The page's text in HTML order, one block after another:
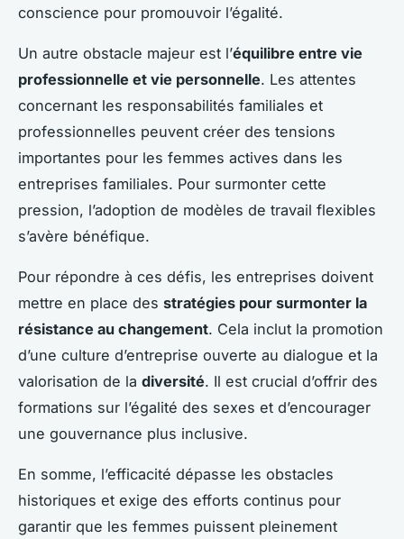
conscience pour promouvoir l’égalité.
Un autre obstacle majeur est l’équilibre entre vie
professionnelle et vie personnelle. Les attentes
concernant les responsabilités familiales et
professionnelles peuvent créer des tensions
importantes pour les femmes actives dans les
entreprises familiales. Pour surmonter cette
pression, l’adoption de modèles de travail flexibles
s’avère bénéfique.
Pour répondre à ces défis, les entreprises doivent
mettre en place des stratégies pour surmonter la
résistance au changement. Cela inclut la promotion
d’une culture d’entreprise ouverte au dialogue et la
valorisation de la diversité. Il est crucial d’offrir des
formations sur l’égalité des sexes et d’encourager
une gouvernance plus inclusive.
En somme, l’efficacité dépasse les obstacles
historiques et exige des efforts continus pour
garantir que les femmes puissent pleinement